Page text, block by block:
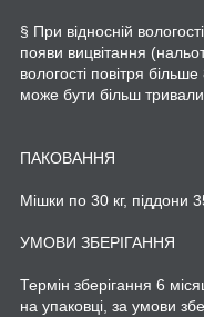
§ При відносній
появи вицвітання
вологості повітря
може бути більш
ПАКОВАННЯ
Мішки по 30 кг, піддони
УМОВИ ЗБЕРІГАННЯ
Термін зберігання 6
на упаковці, за умови